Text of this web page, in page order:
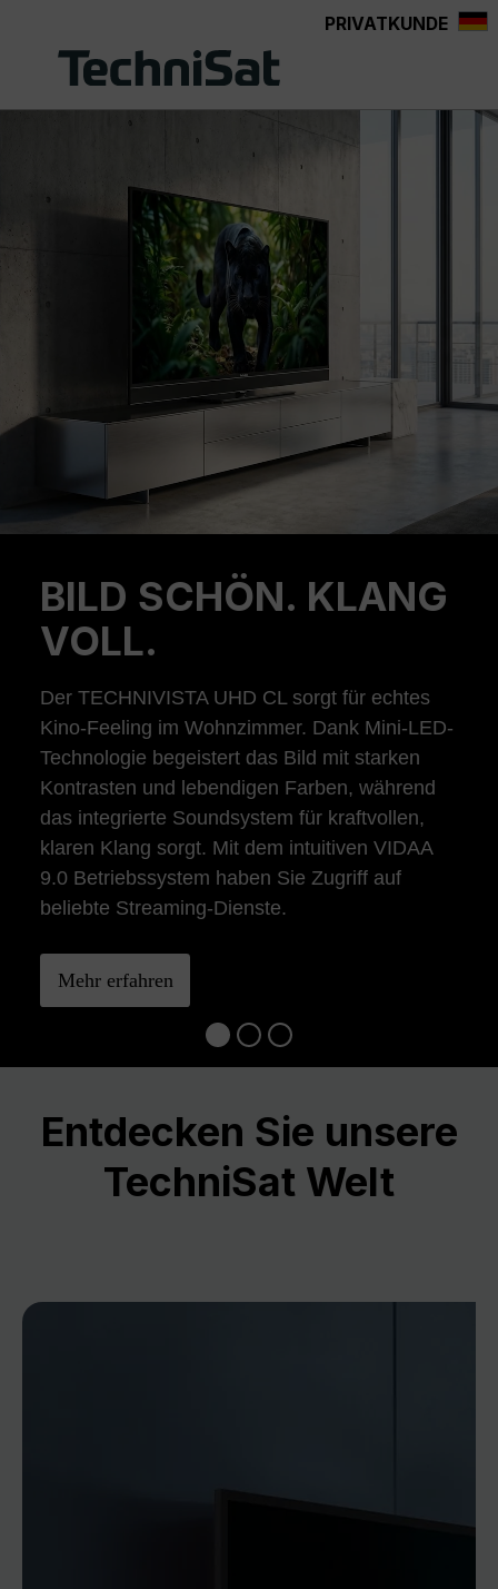
PRIVATKUNDE
BILD SCHÖN. KLANG
VOLL.
Der TECHNIVISTA UHD CL sorgt für echtes
Kino-Feeling im Wohnzimmer. Dank Mini-LED-
Technologie begeistert das Bild mit starken
Kontrasten und lebendigen Farben, während
das integrierte Soundsystem für kraftvollen,
klaren Klang sorgt. Mit dem intuitiven VIDAA
9.0 Betriebssystem haben Sie Zugriff auf
beliebte Streaming-Dienste.
Mehr erfahren
Previous
Entdecken Sie unsere
TechniSat Welt